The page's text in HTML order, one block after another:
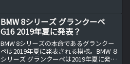
す。BMW3シリーズ(G20)のエンジンライ
ンナッ...
BMW 8シリーズ グランクーペ
G16 2019年夏に発表？
BMW 8シリーズの本命であるグランクー
ペは2019年夏に発表される模様。BMW ８
シリーズ グランクーペは2019年夏に発